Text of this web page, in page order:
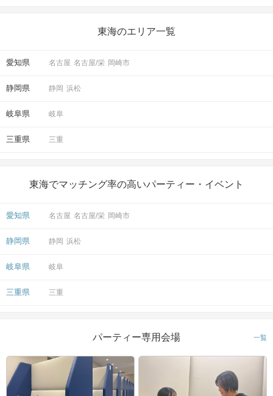
東海のエリア一覧
愛知県 名古屋 名古屋/栄 岡崎市
静岡県 静岡 浜松
岐阜県 岐阜
三重県 三重
東海でマッチング率の高いパーティー・イベント
愛知県 名古屋 名古屋/栄 岡崎市
静岡県 静岡 浜松
岐阜県 岐阜
三重県 三重
パーティー専用会場 一覧